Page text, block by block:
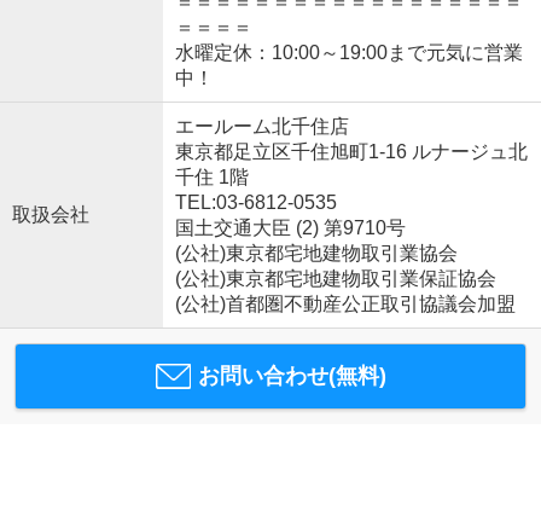
＝＝＝＝
水曜定休：10:00～19:00まで元気に営業
中！
取扱会社
エールーム北千住店
東京都足立区千住旭町1-16 ルナージュ北
千住 1階
TEL:03-6812-0535
国土交通大臣 (2) 第9710号
(公社)東京都宅地建物取引業協会
(公社)東京都宅地建物取引業保証協会
(公社)首都圏不動産公正取引協議会加盟
お問い合わせ(無料)